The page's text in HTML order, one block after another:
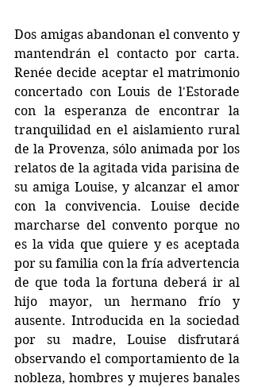
Dos amigas abandonan el convento y
mantendrán el contacto por carta.
Renée decide aceptar el matrimonio
concertado con Louis de l'Estorade
con la esperanza de encontrar la
tranquilidad en el aislamiento rural
de la Provenza, sólo animada por los
relatos de la agitada vida parisina de
su amiga Louise, y alcanzar el amor
con la convivencia. Louise decide
marcharse del convento porque no
es la vida que quiere y es aceptada
por su familia con la fría advertencia
de que toda la fortuna deberá ir al
hijo mayor, un hermano frío y
ausente. Introducida en la sociedad
por su madre, Louise disfrutará
observando el comportamiento de la
nobleza, hombres y mujeres banales